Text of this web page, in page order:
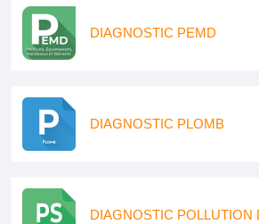
DIAGNOSTIC PEMD
DIAGNOSTIC PLOMB
DIAGNOSTIC POLLUTION